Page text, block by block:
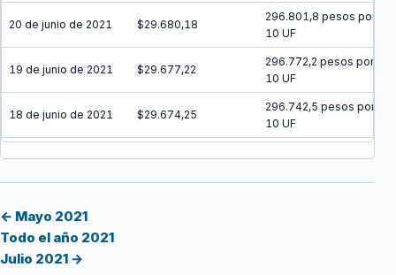
20 de junio de 2021 $29.680,18
296.801,8 pesos por
10 UF
19 de junio de 2021 $29.677,22
296.772,2 pesos por
10 UF
18 de junio de 2021 $29.674,25
296.742,5 pesos por
10 UF
17 de junio de 2021 $29.671,29
15 de junio de 2021
← Mayo 2021
Todo el año 2021
Julio 2021 →